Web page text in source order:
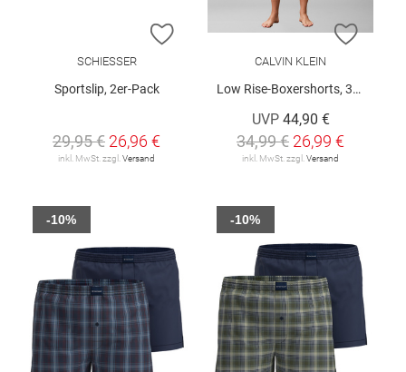
ZUR WUNSCHLISTE HINZUFÜGEN
SCHIESSER
Sportslip, 2er-Pack
29,95 € 26,96 €
inkl. MwSt. zzgl. Versand
ZUR
CALVIN KLEIN
Low Rise-Boxershorts, 3er-Pack
UVP 44,90 €
34,99 € 26,99 €
inkl. MwSt. zzgl. Versand
-10% -10%